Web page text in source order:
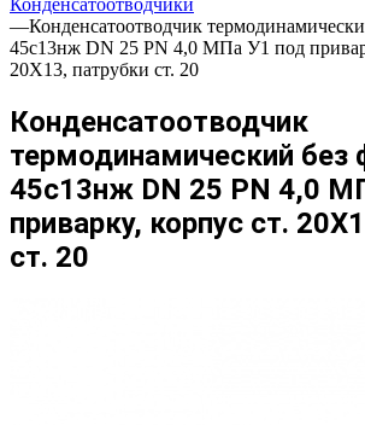
Конденсатоотводчики
—Конденсатоотводчик
45с13нж DN 25 PN 4,0 МПа У1 под
20Х13, патрубки ст. 20
Конденсатоотводчик
термодинамический без
45с13нж DN 25 PN 4,0
приварку, корпус ст.
ст. 20